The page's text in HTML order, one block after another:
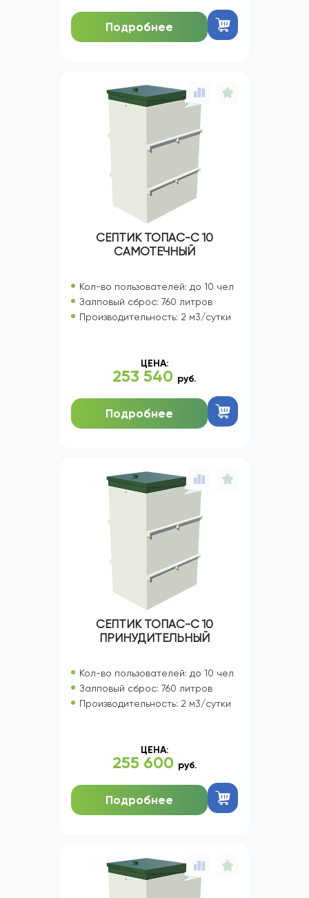
Подробнее
СЕПТИК ТОПАС-С 10
САМОТЕЧНЫЙ
Кол-во пользователей: до 10 чел
Залповый сброс: 760 литров
Производительность: 2 м3/сутки
ЦЕНА:
253 540 руб.
Подробнее
СЕПТИК ТОПАС-С 10
ПРИНУДИТЕЛЬНЫЙ
Кол-во пользователей: до 10 чел
Залповый сброс: 760 литров
Производительность: 2 м3/сутки
ЦЕНА:
255 600 руб.
Подробнее